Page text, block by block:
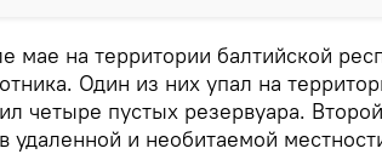
мае на территории балтийской
Один из них упал на
четыре пустых резервуара.
удаленной и необитаемой